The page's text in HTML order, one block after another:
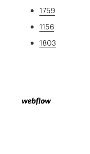
1759
1156
1803